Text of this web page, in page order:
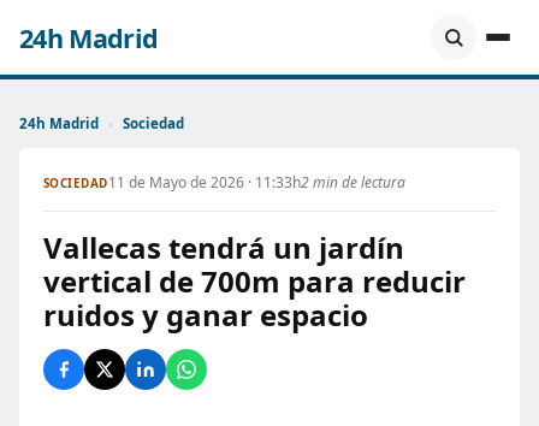
24h Madrid
24h Madrid › Sociedad
SOCIEDAD11 de Mayo de 2026 · 11:33h2 min de lectura
Vallecas tendrá un jardín
vertical de 700m para reducir
ruidos y ganar espacio